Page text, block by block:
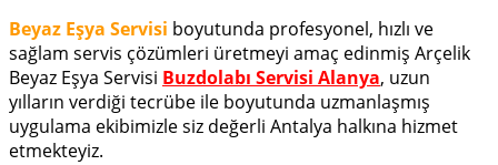
Beyaz Eşya Servisi boyutunda profesyonel, hızlı ve
sağlam servis çözümleri üretmeyi amaç edinmiş Arçelik
Beyaz Eşya Servisi Buzdolabı Servisi Alanya, uzun
yılların verdiği tecrübe ile boyutunda uzmanlaşmış
uygulama ekibimizle siz değerli Antalya halkına hizmet
etmekteyiz.